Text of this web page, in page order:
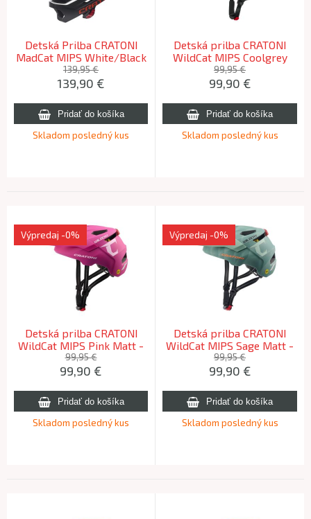
Detská Prilba CRATONI
MadCat MIPS White/Black
Matt - S/M (49-56cm)
2025
139,95 €
139,90 €
Skladom posledný kus
Detská prilba CRATONI
WildCat MIPS Coolgrey
Matt - S/M (49-56cm)
99,95 €
99,90 €
Skladom posledný kus
Detská prilba CRATONI
WildCat MIPS Pink Matt -
S/M (49-56cm)
Výpredaj -0%
99,95 €
99,90 €
Skladom posledný kus
Detská prilba CRATONI
WildCat MIPS Sage Matt -
S/M (49-56cm)
Výpredaj -0%
99,95 €
99,90 €
Skladom posledný kus